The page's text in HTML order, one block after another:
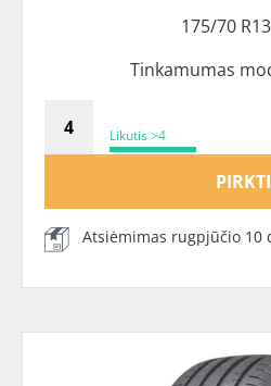
175/70
Tinkamumas
Likutis >4
PIRKTI
Atsiėmimas rugpjūčio 10